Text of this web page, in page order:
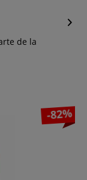
de la
-82%